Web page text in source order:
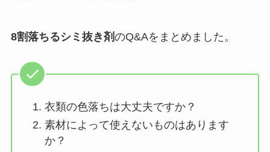
8割落ちるシミ抜き剤のQ&Aをまとめました。
衣類の色落ちは大丈夫ですか？
素材によって使えないものはあります
か？